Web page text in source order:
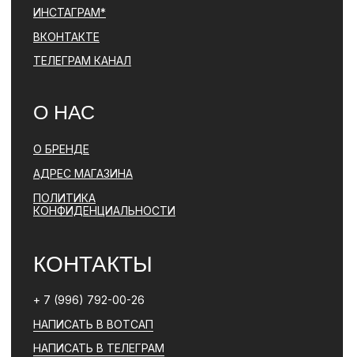
РАЗРАБОТКА САЙТА
ПОЛИТИКА КОНФИДЕНЦИАЛЬНОСТИ
ЮРИДИЧЕСКАЯ ИНФОРМАЦИЯ